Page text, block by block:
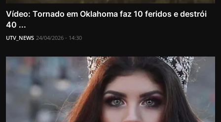
Vídeo: Tornado em Oklahoma faz 10 feridos e destrói
40 ...
UTV_NEWS 24/04/2026 - 14:30